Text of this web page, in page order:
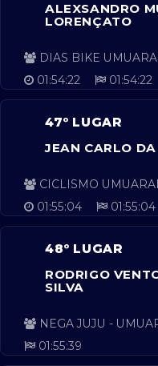
ALEXSANDRO
LORENÇATO
DIAS BIKE
01:54:22
01:54:22
47º LUGAR
JEAN CARLO
CICLISMO
01:55:04
01:55:04
48º LUGAR
RODRIGO
SILVA
NEGA JUJU -
01:55:39